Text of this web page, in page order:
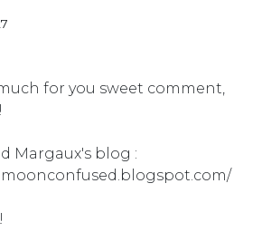
for you sweet comment,
Margaux's blog :